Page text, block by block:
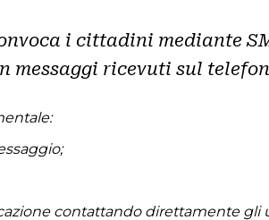
i cittadini mediante
ricevuti sul
contattando direttamente gli